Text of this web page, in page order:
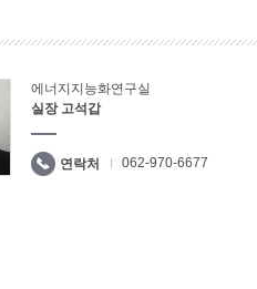
에너지지능화연구실
실장 고석갑
연락처 062-970-6677